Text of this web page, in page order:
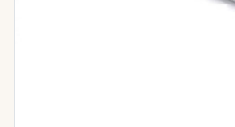
Applicateur de